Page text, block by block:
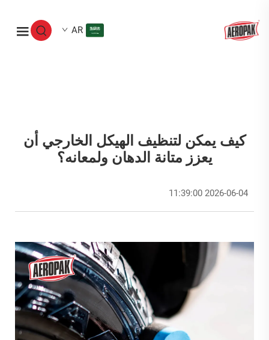
AR
كيف يمكن لتنظيف الهيكل الخارجي أن
يعزز متانة الدهان ولمعانه؟
2026-06-04 11:39:00